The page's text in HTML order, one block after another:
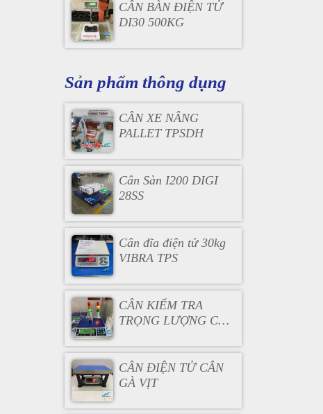
CÂN BÀN ĐIỆN TỬ
DI30 500KG
Sản phẩm thông dụng
CÂN XE NÂNG
PALLET TPSDH
Cân Sàn I200 DIGI
28SS
Cân đĩa điện tử 30kg
VIBRA TPS
CÂN KIỂM TRA
TRỌNG LƯỢNG CÓ
CÂN ĐIỆN TỬ CÂN
GÀ VỊT